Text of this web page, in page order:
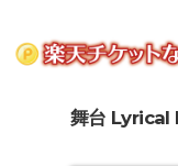
舞台 Lyrical